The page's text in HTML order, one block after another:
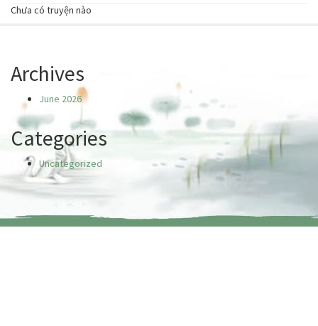
Chưa có truyện nào
Archives
June 2026
Categories
Uncategorized